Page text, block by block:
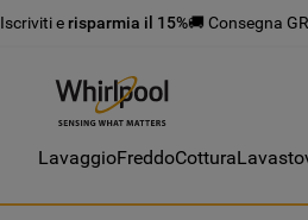
Iscriviti e risparmia il 15%🚚 Consegna
LavaggioFreddoCottura